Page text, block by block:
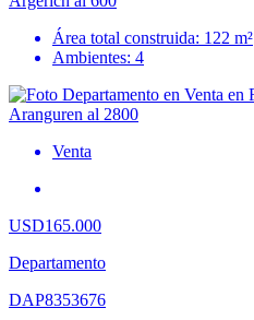
Área total construida: 122 m²
Ambientes: 4
Venta
USD165.000
Departamento
DAP8353676